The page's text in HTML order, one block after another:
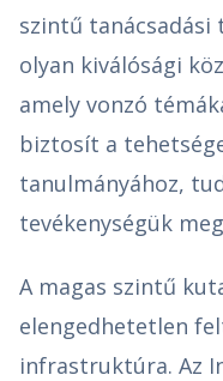
szintű tanácsadási
olyan kiválósági
amely vonzó
biztosít a
tanulmányához,
tevékenységük
A magas szintű
elengedhetetlen
infrastruktúra. Az